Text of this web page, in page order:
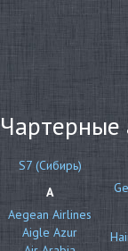
Чартерные
S7 (Сибирь)
A
Aegean Airlines
Aigle Azur